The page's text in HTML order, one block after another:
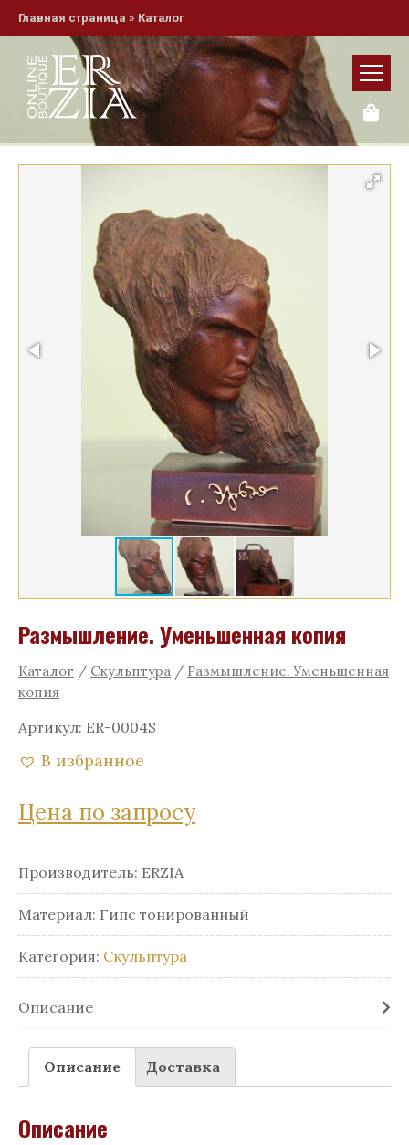
Главная страница » Каталог
Размышление. Уменьшенная копия
Каталог / Скульптура / Размышление. Уменьшенная
копия
Артикул: ER-0004S
В избранное
Цена по запросу
Производитель: ERZIA
Материал: Гипс тонированный
Категория: Скульптура
Описание
Описание Доставка
Описание